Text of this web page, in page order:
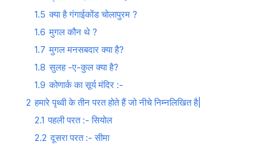
1.5 क्या है गंगाईकोंड चोलापुरम ?
1.6 मुगल कौन थे ?
1.7 मुगल मनसबदार क्या है?
1.8 सुलह -ए-कुल क्या है?
1.9 कोणार्क का सूर्य मंदिर :-
2 हमारे पृथ्वी के तीन परत होते हैं जो नीचे निम्नलिखित है|
2.1 पहली परत :- सियोल
2.2 दूसरा परत :- सीमा